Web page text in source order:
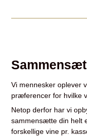
Vi mennesker oplever
præferencer for hvilke
Netop derfor har vi
sammensætte din helt
forskellige vine pr.